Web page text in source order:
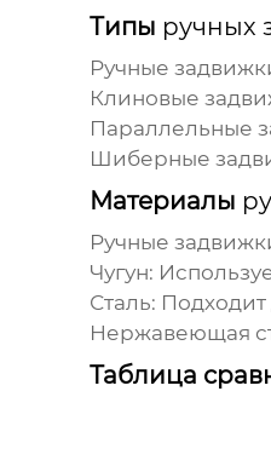
Типы ручных
Ручные
Клиновые
Параллельные
Шиберные
Материалы
Ручные
Чугун:
Сталь:
Нержавеющая
Таблица